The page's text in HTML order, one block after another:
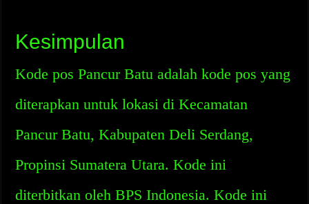
Kesimpulan
Kode pos Pancur Batu adalah kode pos yang
diterapkan untuk lokasi di Kecamatan
Pancur Batu, Kabupaten Deli Serdang,
Propinsi Sumatera Utara. Kode ini
diterbitkan oleh BPS Indonesia. Kode ini